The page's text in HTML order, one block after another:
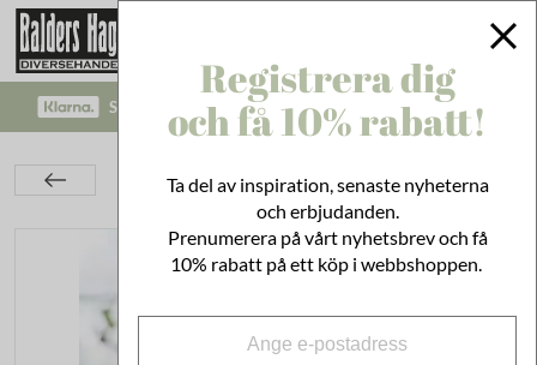
SÄKRA BETALNINGAR MED KLARNA CHECKOUT!
Fotogenlampor
Fotogenlampa Esmeralda Grön
Registrera dig
och få 10% rabatt!
Ta del av inspiration, senaste nyheterna
och erbjudanden.
Prenumerera på vårt nyhetsbrev och få
10% rabatt på ett köp i webbshoppen.